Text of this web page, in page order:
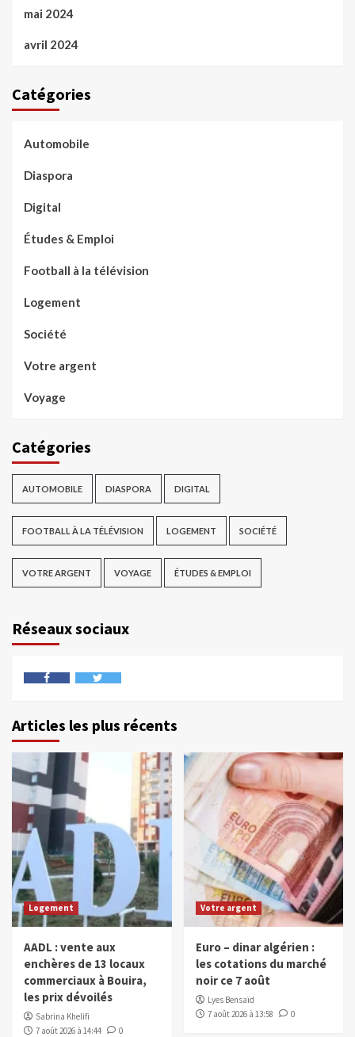
mai 2024
avril 2024
Catégories
Automobile
Diaspora
Digital
Études & Emploi
Football à la télévision
Logement
Société
Votre argent
Voyage
Catégories
AUTOMOBILE DIASPORA DIGITAL
FOOTBALL À LA TÉLÉVISION LOGEMENT SOCIÉTÉ
VOTRE ARGENT VOYAGE ÉTUDES & EMPLOI
Réseaux sociaux
Articles les plus récents
Logement
AADL : vente aux
enchères de 13 locaux
commerciaux à Bouira,
les prix dévoilés
Sabrina Khelifi
7 août 2026 à 14:44
0
Votre argent
Euro – dinar algérien :
les cotations du marché
noir ce 7 août
Lyes Bensaïd
7 août 2026 à 13:58
0